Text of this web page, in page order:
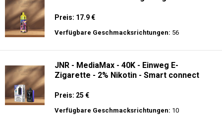
Preis: 17.9 €
Verfügbare Geschmacksrichtungen: 56
JNR - MediaMax - 40K - Einweg E-
Zigarette - 2% Nikotin - Smart connect
Preis: 25 €
Verfügbare Geschmacksrichtungen: 10